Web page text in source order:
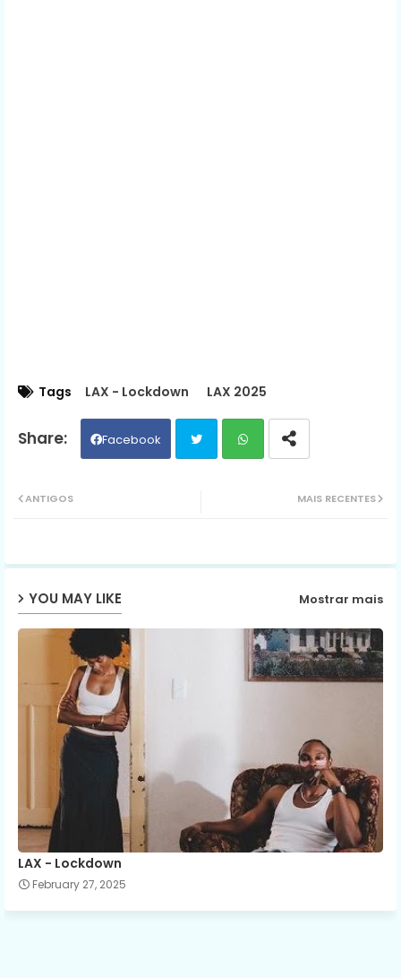
Tags LAX - Lockdown LAX 2025
Facebook
ap
MAIS RECENTES
ANTIGOS
YOU MAY LIKE Mostrar mais
LAX - Lockdown
February 27, 2025